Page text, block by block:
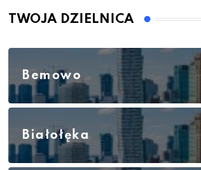
TWOJA DZIELNICA
Bemowo
Białołęka